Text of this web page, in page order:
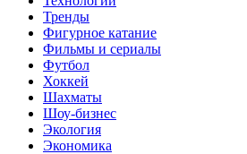
Тренды
Фигурное катание
Фильмы и сериалы
Футбол
Хоккей
Шахматы
Шоу-бизнес
Экология
Экономика